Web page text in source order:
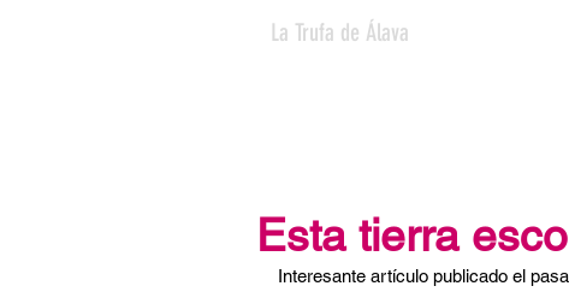
La Trufa de Álava
Esta tierra
Interesante artículo publicado el